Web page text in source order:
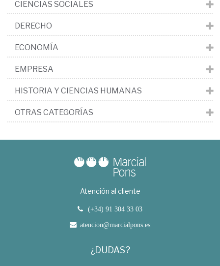
CIENCIAS SOCIALES
DERECHO
ECONOMÍA
EMPRESA
HISTORIA Y CIENCIAS HUMANAS
OTRAS CATEGORÍAS
Atención al cliente
(+34) 91 304 33 03
atencion@marcialpons.es
¿DUDAS?